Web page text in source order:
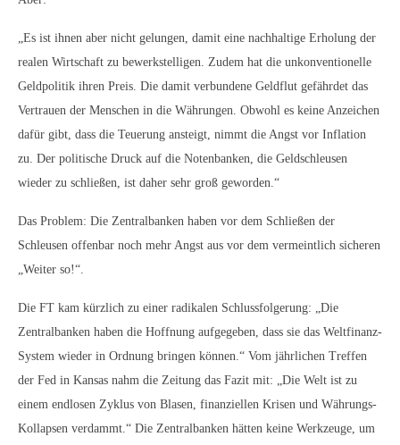
„Es ist ihnen aber nicht gelungen, damit eine nachhaltige Erholung der
realen Wirtschaft zu bewerkstelligen. Zudem hat die unkonventionelle
Geldpolitik ihren Preis. Die damit verbundene Geldflut gefährdet das
Vertrauen der Menschen in die Währungen. Obwohl es keine Anzeichen
dafür gibt, dass die Teuerung ansteigt, nimmt die Angst vor Inflation
zu. Der politische Druck auf die Notenbanken, die Geldschleusen
wieder zu schließen, ist daher sehr groß geworden.“
Das Problem: Die Zentralbanken haben vor dem Schließen der
Schleusen offenbar noch mehr Angst aus vor dem vermeintlich sicheren
„Weiter so!“.
Die FT kam kürzlich zu einer radikalen Schlussfolgerung: „Die
Zentralbanken haben die Hoffnung aufgegeben, dass sie das Weltfinanz-
System wieder in Ordnung bringen können.“ Vom jährlichen Treffen
der Fed in Kansas nahm die Zeitung das Fazit mit: „Die Welt ist zu
einem endlosen Zyklus von Blasen, finanziellen Krisen und Währungs-
Kollapsen verdammt.“ Die Zentralbanken hätten keine Werkzeuge, um